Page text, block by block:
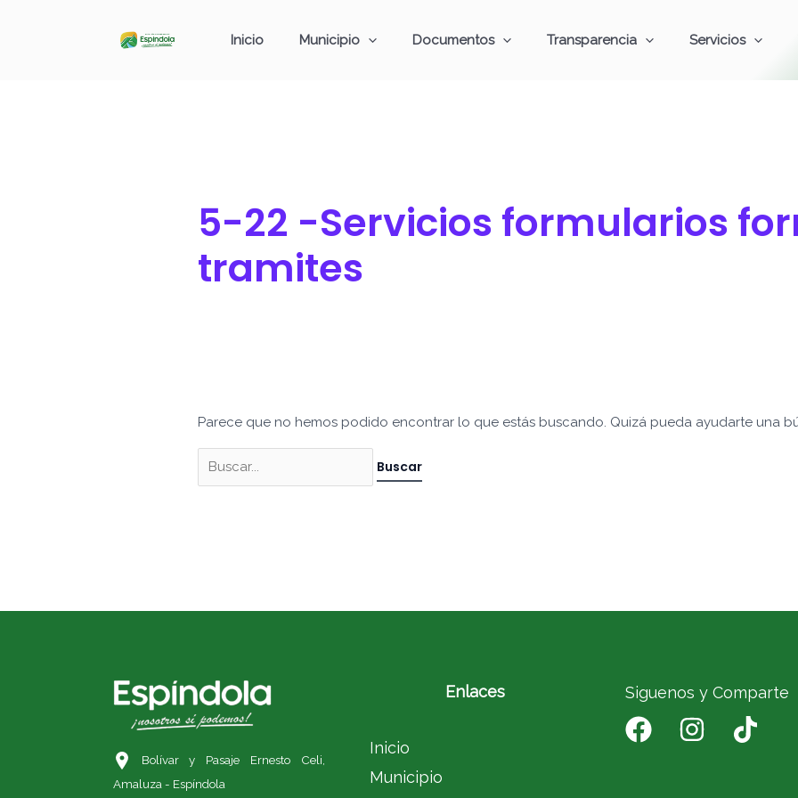
Inicio Municipio Documentos Transparencia Servicios
5-22 -Servicios formularios
tramites
Parece que no hemos podido encontrar lo que estás buscando. Quizá pueda ayudarte una
Bolívar y Pasaje Ernesto Celi,
Amaluza - Espíndola
Enlaces
Inicio
Municipio
Siguenos y Comparte